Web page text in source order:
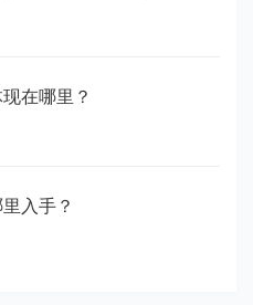
在哪里？
入手？